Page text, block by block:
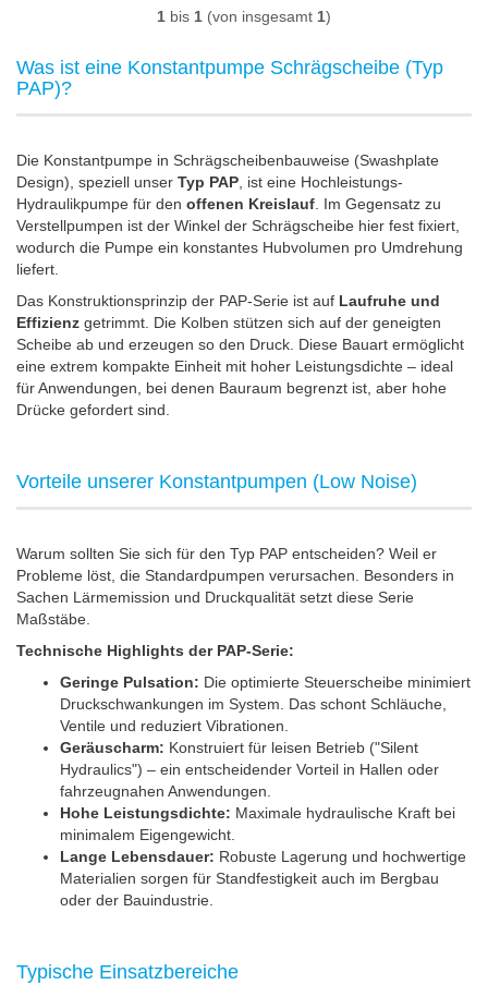
1 bis 1 (von insgesamt 1)
Was ist eine Konstantpumpe Schrägscheibe (Typ
PAP)?
Die Konstantpumpe in Schrägscheibenbauweise (Swashplate
Design), speziell unser Typ PAP , ist eine Hochleistungs-
Hydraulikpumpe für den offenen Kreislauf . Im Gegensatz zu
Verstellpumpen ist der Winkel der Schrägscheibe hier fest fixiert,
wodurch die Pumpe ein konstantes Hubvolumen pro Umdrehung
liefert.
Das Konstruktionsprinzip der PAP-Serie ist auf Laufruhe und
Effizienz getrimmt. Die Kolben stützen sich auf der geneigten
Scheibe ab und erzeugen so den Druck. Diese Bauart ermöglicht
eine extrem kompakte Einheit mit hoher Leistungsdichte – ideal
für Anwendungen, bei denen Bauraum begrenzt ist, aber hohe
Drücke gefordert sind.
Vorteile unserer Konstantpumpen (Low Noise)
Warum sollten Sie sich für den Typ PAP entscheiden? Weil er
Probleme löst, die Standardpumpen verursachen. Besonders in
Sachen Lärmemission und Druckqualität setzt diese Serie
Maßstäbe.
Technische Highlights der PAP-Serie:
Geringe Pulsation: Die optimierte Steuerscheibe minimiert
Druckschwankungen im System. Das schont Schläuche,
Ventile und reduziert Vibrationen.
Geräuscharm: Konstruiert für leisen Betrieb ("Silent
Hydraulics") – ein entscheidender Vorteil in Hallen oder
fahrzeugnahen Anwendungen.
Hohe Leistungsdichte: Maximale hydraulische Kraft bei
minimalem Eigengewicht.
Lange Lebensdauer: Robuste Lagerung und hochwertige
Materialien sorgen für Standfestigkeit auch im Bergbau
oder der Bauindustrie.
Typische Einsatzbereiche